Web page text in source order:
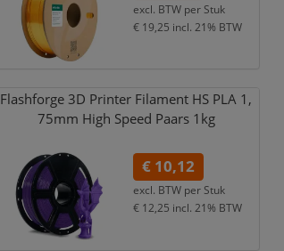
excl. BTW per Stuk
€ 19,25 incl. 21% BTW
Flashforge 3D Printer Filament HS PLA 1,
75mm High Speed Paars 1kg
€ 10,12
excl. BTW per Stuk
€ 12,25 incl. 21% BTW